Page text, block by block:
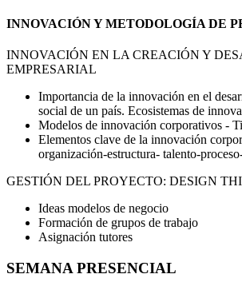
INNOVACIÓN Y METODOLOGÍA DE
INNOVACIÓN EN LA CREACIÓN Y
EMPRESARIAL
Importancia de la innovación en el
social de un país. Ecosistemas de
Modelos de innovación corporativos -
Elementos clave de la innovación
organización-estructura- talento-
GESTIÓN DEL PROYECTO: DESIGN
Ideas modelos de negocio
Formación de grupos de trabajo
Asignación tutores
SEMANA PRESENCIAL